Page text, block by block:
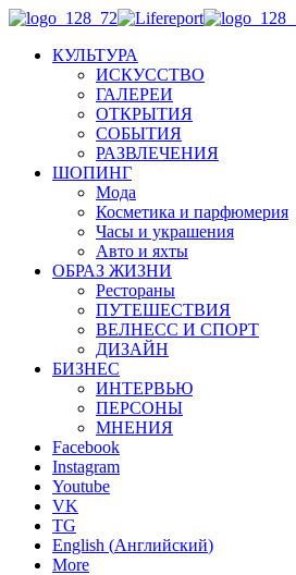
КУЛЬТУРА
ИСКУССТВО
ГАЛЕРЕИ
ОТКРЫТИЯ
СОБЫТИЯ
РАЗВЛЕЧЕНИЯ
ШОПИНГ
Мода
Косметика и парфюмерия
Часы и украшения
Авто и яхты
ОБРАЗ ЖИЗНИ
Рестораны
ПУТЕШЕСТВИЯ
ВЕЛНЕСС И СПОРТ
ДИЗАЙН
БИЗНЕС
ИНТЕРВЬЮ
ПЕРСОНЫ
МНЕНИЯ
Facebook
Instagram
Youtube
VK
TG
English (Английский)
More